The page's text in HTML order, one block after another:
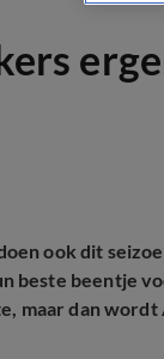
ook dit
beste beentje
maar dan